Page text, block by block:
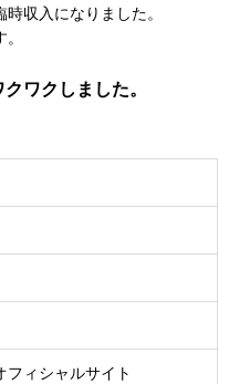
収入になりました。
ワクしました。
フィシャルサイト